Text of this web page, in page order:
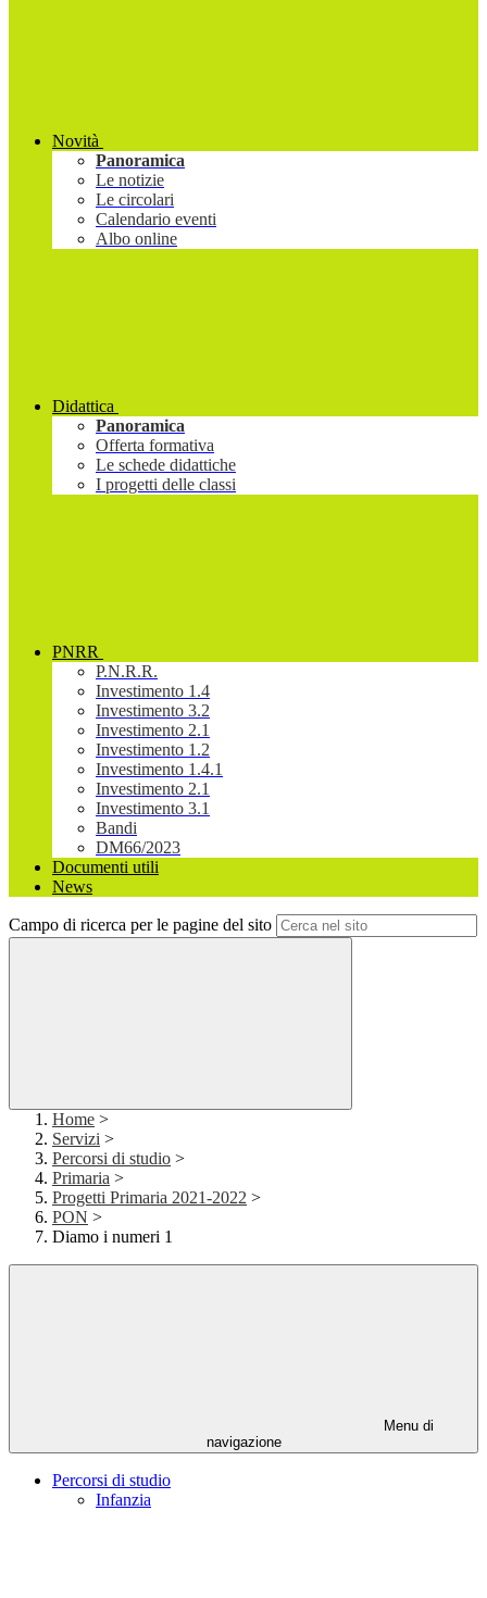
Novità
Panoramica
Le notizie
Le circolari
Calendario eventi
Albo online
Didattica
Panoramica
Offerta formativa
Le schede didattiche
I progetti delle classi
PNRR
P.N.R.R.
Investimento 1.4
Investimento 3.2
Investimento 2.1
Investimento 1.2
Investimento 1.4.1
Investimento 2.1
Investimento 3.1
Bandi
DM66/2023
Documenti utili
News
Campo di ricerca per le pagine del sito
Home >
Servizi >
Percorsi di studio >
Primaria >
Progetti Primaria 2021-2022 >
PON >
Diamo i numeri 1
Menu di
navigazione
Percorsi di studio
Infanzia